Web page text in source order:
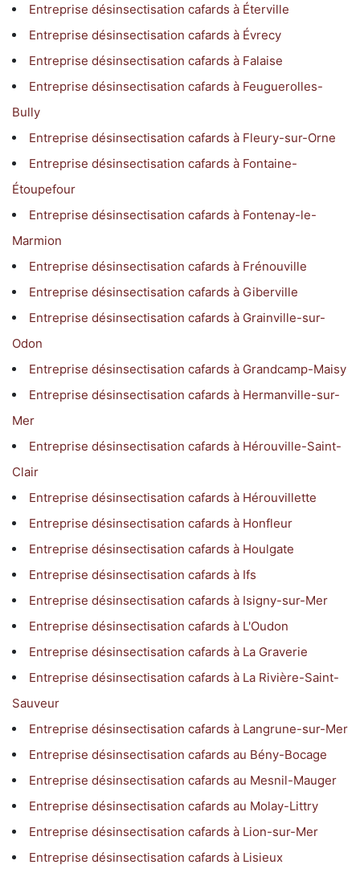
Entreprise désinsectisation cafards à Éterville
Entreprise désinsectisation cafards à Évrecy
Entreprise désinsectisation cafards à Falaise
Entreprise désinsectisation cafards à Feuguerolles-
Bully
Entreprise désinsectisation cafards à Fleury-sur-Orne
Entreprise désinsectisation cafards à Fontaine-
Étoupefour
Entreprise désinsectisation cafards à Fontenay-le-
Marmion
Entreprise désinsectisation cafards à Frénouville
Entreprise désinsectisation cafards à Giberville
Entreprise désinsectisation cafards à Grainville-sur-
Odon
Entreprise désinsectisation cafards à Grandcamp-Maisy
Entreprise désinsectisation cafards à Hermanville-sur-
Mer
Entreprise désinsectisation cafards à Hérouville-Saint-
Clair
Entreprise désinsectisation cafards à Hérouvillette
Entreprise désinsectisation cafards à Honfleur
Entreprise désinsectisation cafards à Houlgate
Entreprise désinsectisation cafards à Ifs
Entreprise désinsectisation cafards à Isigny-sur-Mer
Entreprise désinsectisation cafards à L'Oudon
Entreprise désinsectisation cafards à La Graverie
Entreprise désinsectisation cafards à La Rivière-Saint-
Sauveur
Entreprise désinsectisation cafards à Langrune-sur-Mer
Entreprise désinsectisation cafards au Bény-Bocage
Entreprise désinsectisation cafards au Mesnil-Mauger
Entreprise désinsectisation cafards au Molay-Littry
Entreprise désinsectisation cafards à Lion-sur-Mer
Entreprise désinsectisation cafards à Lisieux